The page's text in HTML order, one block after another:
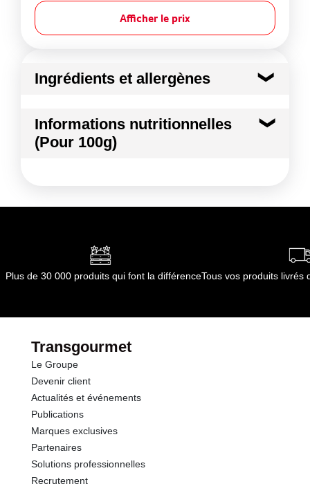
Afficher le prix
Ingrédients et allergènes
Melon type charentais
Conformément aux informations transmises
Informations nutritionnelles
(Pour 100g)
Kilojoules 285 kj
dont Acides gras saturés 0.01 g
dont Sucres
Fibres
Protéines
Sel
Plus de 30 000 produits qui font la différenceTous vos produits livrés
Transgourmet
Le Groupe
Devenir client
Actualités et événements
Publications
Marques exclusives
Partenaires
Solutions professionnelles
Recrutement